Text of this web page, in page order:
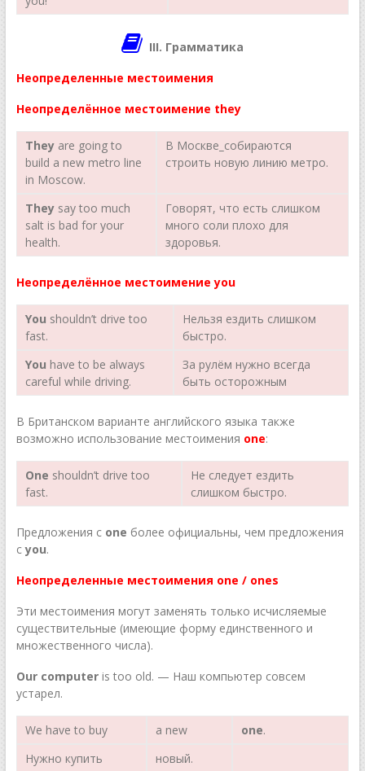
III. Грамматика
Неопределенные местоимения
Неопределённое местоимение they
Theyare going to
build a new metro line
in Moscow.
В Москве собираются
строить новую линию метро.
Theysay too much
salt is bad for your
health.
Говорят, что есть слишком
много соли плохо для
здоровья.
Неопределённое местоимение you
You shouldn’t drive too
fast.
Нельзя ездить слишком
быстро.
You have to be always
careful while driving.
За рулём нужно всегда
быть осторожным
В Британском варианте английского языка также
возможно использование местоимения one:
Оnе shouldn’t drive too
fast.
He следует ездить
слишком быстро.
Предложения с one более официальны, чем предложения
сyou.
Неопределенные местоимения one / ones
Эти местоимения могут заменять только исчисляемые
существительные (имеющие форму единственного и
множественного числа).
Our computeris too old. — Наш компьютер совсем
устарел.
We have to buy a new one.
Нужно купить
новый.